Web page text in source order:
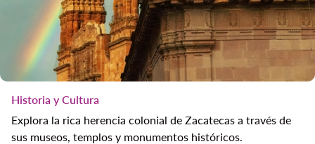
Historia y Cultura
Explora la rica herencia colonial de Zacatecas a través de
sus museos, templos y monumentos históricos.